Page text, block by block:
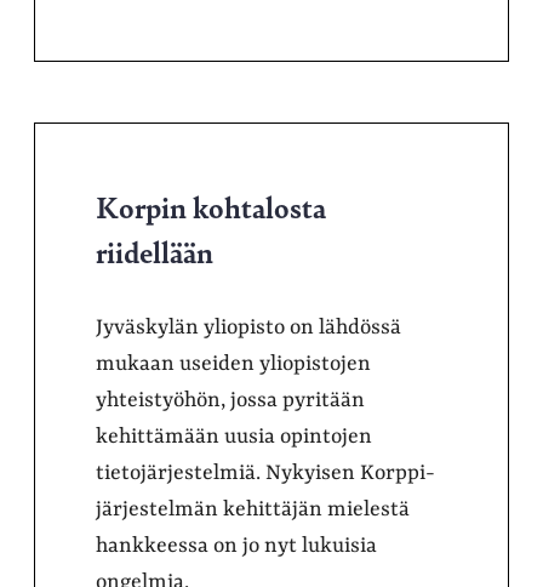
Korpin kohtalosta
riidellään
Jyväskylän yliopisto on lähdössä
mukaan useiden yliopistojen
yhteistyöhön, jossa pyritään
kehittämään uusia opintojen
tietojärjestelmiä. Nykyisen Korppi-
järjestelmän kehittäjän mielestä
hankkeessa on jo nyt lukuisia
ongelmia.